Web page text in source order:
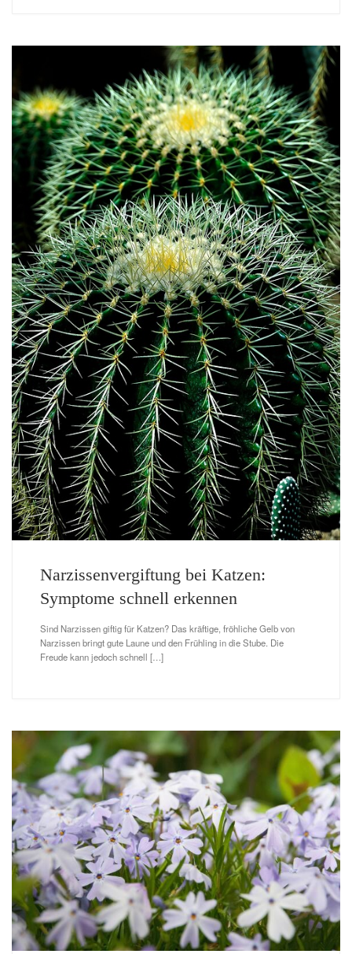
Narzissenvergiftung bei Katzen:
Symptome schnell erkennen
Sind Narzissen giftig für Katzen? Das kräftige, fröhliche Gelb von
Narzissen bringt gute Laune und den Frühling in die Stube. Die
Freude kann jedoch schnell […]